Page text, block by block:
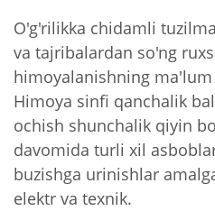
O'g'rilikka chidamli
va tajribalardan so'ng
himoyalanishning
Himoya sinfi qanchalik
ochish shunchalik qiyin
davomida turli xil
buzishga urinishlar
elektr va texnik.